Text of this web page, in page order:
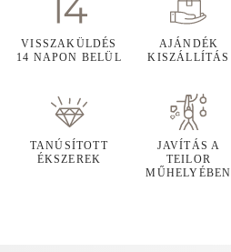
VISSZAKÜLDÉS
14 NAPON BELÜL
AJÁNDÉK
KISZÁLLÍTÁS
TANÚSÍTOTT
ÉKSZEREK
JAVÍTÁS A
TEILOR
MŰHELYÉBEN